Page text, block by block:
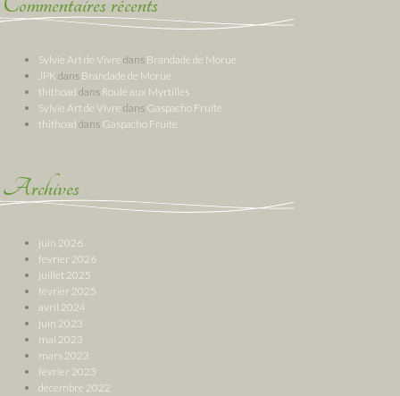
Sylvie Art de Vivre dans Brandade de Morue
JPK dans Brandade de Morue
thithoad dans Roulé aux Myrtilles
Sylvie Art de Vivre dans Gaspacho Fruité
thithoad dans Gaspacho Fruité
Archives
juin 2026
février 2026
juillet 2025
février 2025
avril 2024
juin 2023
mai 2023
mars 2023
février 2023
décembre 2022